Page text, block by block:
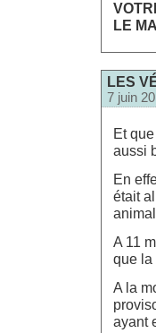
LE
LES
7 juin
Et
aussi
En
était
A 11
que la
A la
ayant